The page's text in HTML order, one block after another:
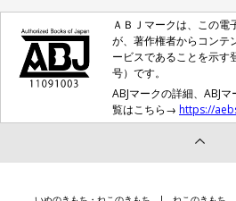
ＡＢＪマークは、この電
が、著作権者からコンテ
ービスであることを示す
号）です。
ABJマークの詳細、ABJ
覧はこちら→ https://